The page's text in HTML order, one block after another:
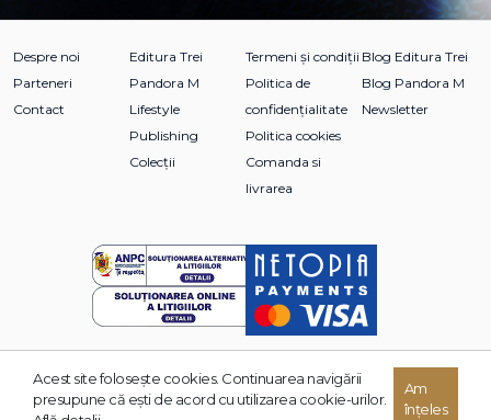
Despre noi
Parteneri
Contact
Editura Trei
Pandora M
Lifestyle
Publishing
Colecții
Termeni și condiții
Politica de
confidențialitate
Politica cookies
Comanda si
livrarea
Blog Editura Trei
Blog Pandora M
Newsletter
© 2026 Grupul Editorial TREI. Toate drepturile rezervate.
Acest site foloseşte cookies. Continuarea navigării
presupune că eşti de acord cu utilizarea cookie-urilor.
Am
înțeles